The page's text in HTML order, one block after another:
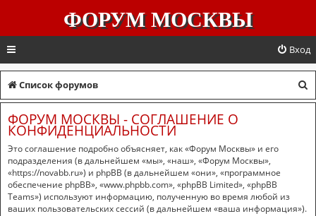
ФОРУМ МОСКВЫ
Вход
Список форумов
о
ФОРУМ МОСКВЫ - СОГЛАШЕНИЕ О
КОНФИДЕНЦИАЛЬНОСТИ
Это соглашение подробно объясняет, как «Форум Москвы» и его
подразделения (в дальнейшем «мы», «наш», «Форум Москвы»,
«https://novabb.ru») и phpBB (в дальнейшем «они», «программное
обеспечение phpBB», «www.phpbb.com», «phpBB Limited», «phpBB
Teams») используют информацию, полученную во время любой из
ваших пользовательских сессий (в дальнейшем «ваша информация»).